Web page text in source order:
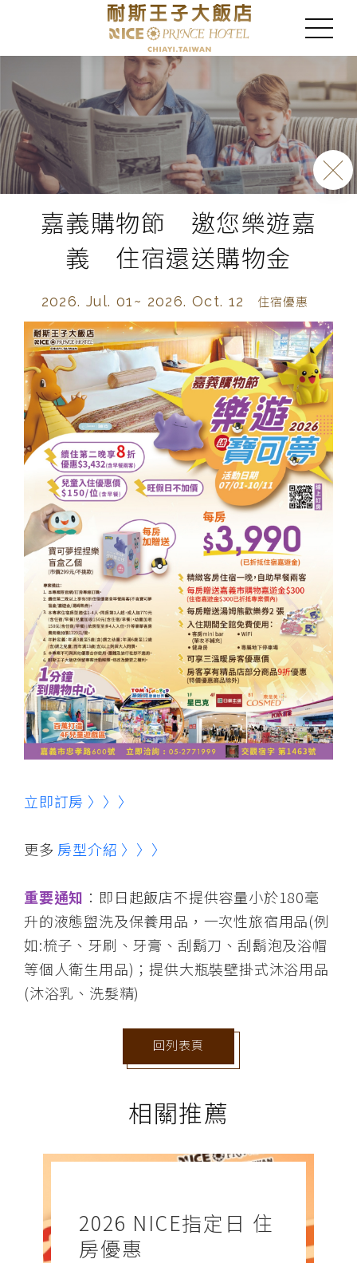
嘉義購物節 邀您樂遊嘉
義 住宿還送購物金
2026. Jul. 01~ 2026. Oct. 12 住宿優惠
立即訂房 〉〉〉
更多 房型介紹 〉〉〉
重要通知 ：即日起飯店不提供容量小於180毫
升的液態盥洗及保養用品，一次性旅宿用品(例
如:梳子、牙刷、牙膏、刮鬍刀、刮鬍泡及浴帽
等個人衛生用品)；提供大瓶裝壁掛式沐浴用品
(沐浴乳、洗髮精)
回列表頁
相關推薦
2026 NICE指定日 住
房優惠